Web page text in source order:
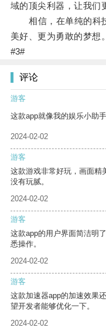
域的顶尖利器，让我们
相信，在单纯的科技
美好、更为勇敢的梦想。
#3#
评论
游客
这款app就像我的娱乐小助
2024-02-02
游客
这款游戏非常好玩，画面精
没有玩腻。
2024-02-02
游客
这款app的用户界面简洁明
悉操作。
2024-02-02
游客
这款加速器app的加速效果
望开发者能够优化一下。
2024-02-02